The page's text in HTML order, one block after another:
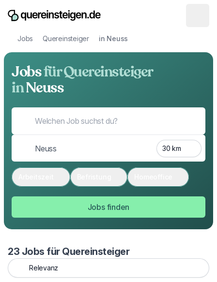
Jobs Quereinsteiger in Neuss
Jobsfür Quereinsteiger
inNeuss
Jobs finden
23 Jobs für Quereinsteiger